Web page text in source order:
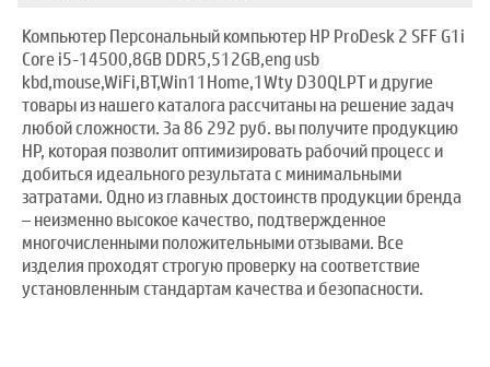
Компьютер Персональный компьютер HP ProDesk 2 SFF G1i
Core i5-14500,8GB DDR5,512GB,eng usb
kbd,mouse,WiFi,BT,Win11Home,1Wty D30QLPT и другие
товары из нашего каталога рассчитаны на решение задач
любой сложности. За 86 292 руб. вы получите продукцию
HP, которая позволит оптимизировать рабочий процесс и
добиться идеального результата с минимальными
затратами. Одно из главных достоинств продукции бренда
– неизменно высокое качество, подтвержденное
многочисленными положительными отзывами. Все
изделия проходят строгую проверку на соответствие
установленным стандартам качества и безопасности.